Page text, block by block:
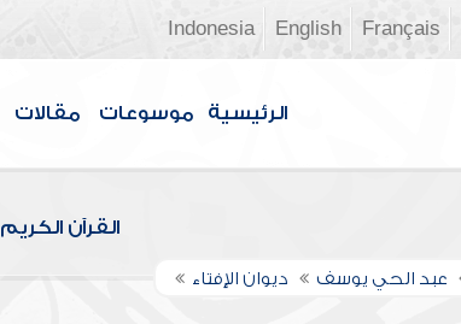
Français
English
Indonesia
الرئيسية موسوعات مقالات
القرآن الكريم
عبد الحي يوسف ديوان الإفتاء